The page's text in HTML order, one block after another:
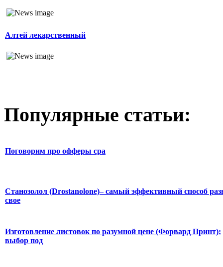
Алтей лекарственный
Популярные статьи:
Поговорим про офферы cpa
Станозолол (Drostanolone)– самый эффективный способ
свое
Изготовление листовок по разумной цене (Форвард Принт):
выбор под